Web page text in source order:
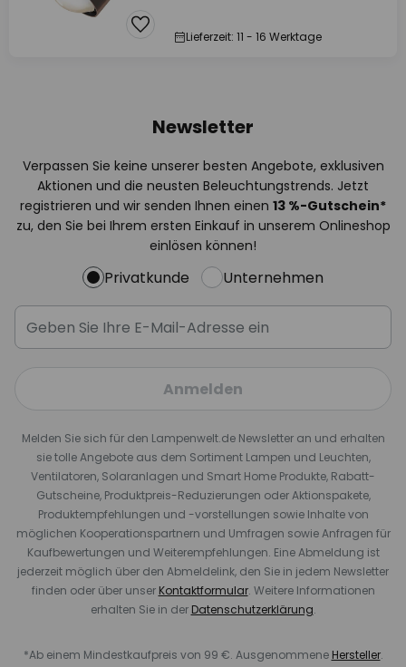
Lieferzeit: 11 - 16 Werktage
Newsletter
Verpassen Sie keine unserer besten Angebote, exklusiven
Aktionen und die neusten Beleuchtungstrends. Jetzt
registrieren und wir senden Ihnen einen 13 %-Gutschein*
zu, den Sie bei Ihrem ersten Einkauf in unserem Onlineshop
einlösen können!
Privatkunde Unternehmen
Anmelden
Melden Sie sich für den Lampenwelt.de Newsletter an und erhalten
sie tolle Angebote aus dem Sortiment Lampen und Leuchten,
Ventilatoren, Solaranlagen und Smart Home Produkte, Rabatt-
Gutscheine, Produktpreis-Reduzierungen oder Aktionspakete,
Produktempfehlungen und -vorstellungen sowie Inhalte von
möglichen Kooperationspartnern und Umfragen sowie Anfragen für
Kaufbewertungen und Weiterempfehlungen. Eine Abmeldung ist
jederzeit möglich über den Abmeldelink, den Sie in jedem Newsletter
finden oder über unser Kontaktformular. Weitere Informationen
erhalten Sie in der Datenschutzerklärung.
*Ab einem Mindestkaufpreis von 99 €. Ausgenommene Hersteller.